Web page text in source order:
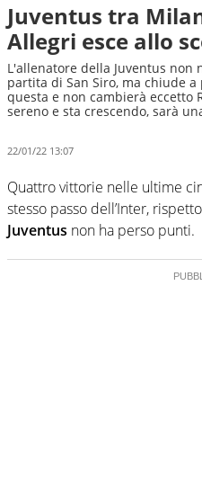
Juventus tra
Allegri esce allo
L'allenatore della Juventus non
partita di San Siro, ma chiude
questa e non cambierà eccetto
sereno e sta crescendo, sarà
22/01/22 13:07
Quattro vittorie nelle ultime
stesso passo dell’Inter,
Juventus non ha perso punti.